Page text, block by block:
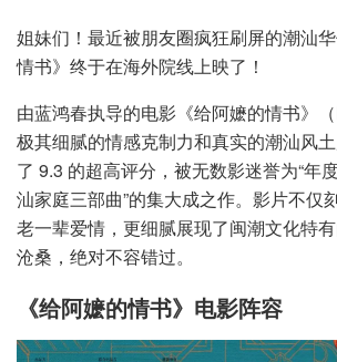
姐妹们！最近被朋友圈疯狂刷屏的潮汕
情书》终于在海外院线上映了！
由蓝鸿春执导的电影《给阿嬷的情书》
极其细腻的情感克制力和真实的潮汕风
了 9.3 的超高评分，被无数影迷誉为“年
汕家庭三部曲”的集大成之作。影片不仅
老一辈爱情，更细腻展现了闽潮文化特
沧桑，绝对不容错过。
《给阿嬷的情书》电影阵容